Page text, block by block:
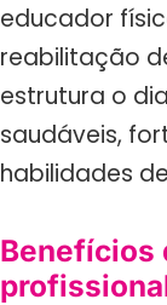
educador
reabilitação
estrutura o
saudáveis,
habilidades
Benefícios